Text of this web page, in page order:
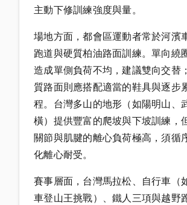
主動下修訓練強度與量。
場地方面，都會區運動者常於河濱
跑道與硬質柏油路面訓練。單向繞
造成單側負荷不均，建議雙向交替
質路面則應搭配適當的鞋具與逐步
程。台灣多山的地形（如陽明山、
橫）提供豐富的爬坡與下坡訓練，
關節與肌腱的離心負荷極高，須循
化離心耐受。
賽事層面，台灣馬拉松、自行車（
車登山王挑戰）、鐵人三項與越野